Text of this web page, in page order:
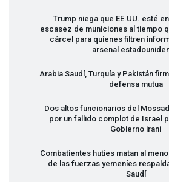
Trump niega que EE.UU. esté
escasez de municiones al tiempo
cárcel para quienes filtren
arsenal
Arabia Saudí, Turquía y Pakistán
defensa mutua
Dos altos funcionarios del
por un fallido complot de Israel
Gobierno iraní
Combatientes hutíes matan al
de las fuerzas yemeníes
Saudí